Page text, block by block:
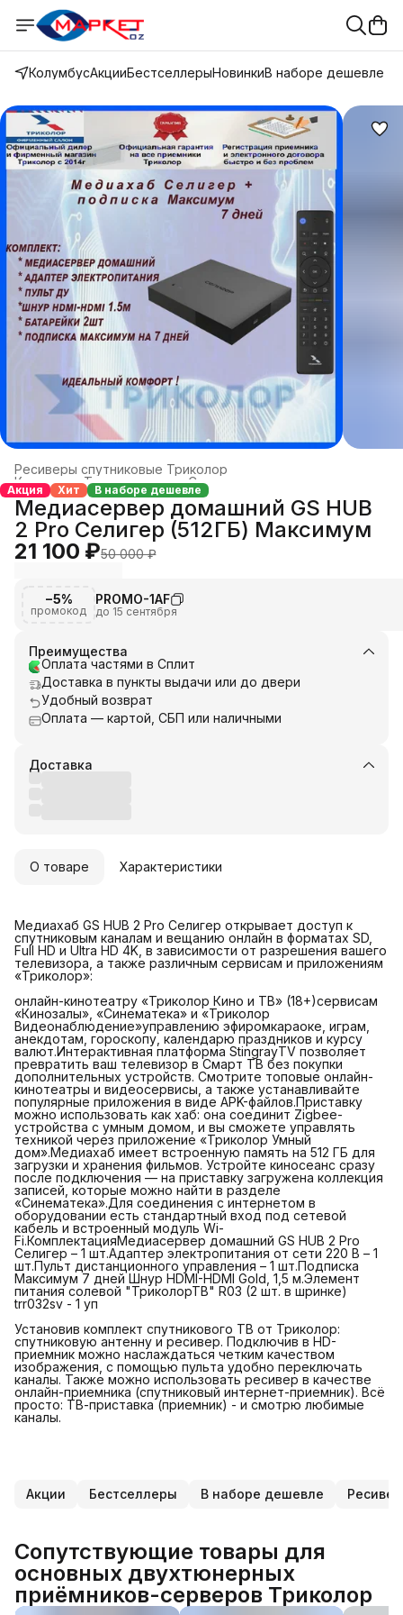
КолумбусАкцииБестселлерыНовинкиВ наборе дешевле
Ресиверы спутниковые Триколор
Спутниковое телевидение
Телевидение ›
Каталог ›
Главная ›
Акция Хит В наборе дешевле
Медиасервер домашний GS HUB
2 Pro Селигер (512ГБ) Максимум
21 100 ₽50 000 ₽
−5%
промокод
PROMO-1AF
до 15 сентября
Преимущества
Оплата частями в Сплит
Доставка в пункты выдачи или до двери
Удобный возврат
Оплата — картой, СБП или наличными
Доставка
О товаре Характеристики
Медиахаб GS HUB 2 Pro Селигер открывает доступ к
спутниковым каналам и вещанию онлайн в форматах SD,
Full HD и Ultra HD 4K, в зависимости от разрешения вашего
телевизора, а также различным сервисам и приложениям
«Триколор»:
онлайн-кинотеатру «Триколор Кино и ТВ» (18+)сервисам
«Кинозалы», «Синематека» и «Триколор
Видеонаблюдение»управлению эфиромкараоке, играм,
анекдотам, гороскопу, календарю праздников и курсу
валют.Интерактивная платформа StingrayTV позволяет
превратить ваш телевизор в Смарт ТВ без покупки
дополнительных устройств. Смотрите топовые онлайн-
кинотеатры и видеосервисы, а также устанавливайте
популярные приложения в виде APK-файлов.Приставку
можно использовать как хаб: она соединит Zigbee-
устройства с умным домом, и вы сможете управлять
техникой через приложение «Триколор Умный
дом».Медиахаб имеет встроенную память на 512 ГБ для
загрузки и хранения фильмов. Устройте киносеанс сразу
после подключения — на приставку загружена коллекция
записей, которые можно найти в разделе
«Синематека».Для соединения с интернетом в
оборудовании есть стандартный вход под сетевой
кабель и встроенный модуль Wi-
Fi.КомплектацияМедиасервер домашний GS HUB 2 Pro
Селигер – 1 шт.Адаптер электропитания от сети 220 В – 1
шт.Пульт дистанционного управления – 1 шт.Подписка
Максимум 7 дней Шнур HDMI-HDMI Gold, 1,5 м.Элемент
питания солевой "ТриколорТВ" R03 (2 шт. в шринке)
trr032sv - 1 уп
Установив комплект спутникового ТВ от Триколор:
спутниковую антенну и ресивер. Подключив в HD-
приемник можно наслаждаться четким качеством
изображения, с помощью пульта удобно переключать
каналы. Также можно использовать ресивер в качестве
онлайн-приемника (спутниковый интернет-приемник). Всё
просто: ТВ-приставка (приемник) - и смотрю любимые
каналы.
Акции Бестселлеры В наборе дешевле
Сопутствующие товары для
основных двухтюнерных
приёмников-серверов Триколор